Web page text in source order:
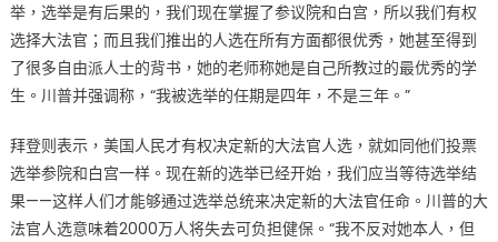
举，选举是有后果的，我们现在掌握了参议院和白宫，所以我们有权
选择大法官；而且我们推出的人选在所有方面都很优秀，她甚至得到
了很多自由派人士的背书，她的老师称她是自己所教过的最优秀的学
生。川普并强调称，“我被选举的任期是四年，不是三年。”
拜登则表示，美国人民才有权决定新的大法官人选，就如同他们投票
选举参院和白宫一样。现在新的选举已经开始，我们应当等待选举结
果——这样人们才能够通过选举总统来决定新的大法官任命。川普的大
法官人选意味着2000万人将失去可负担健保。“我不反对她本人，但